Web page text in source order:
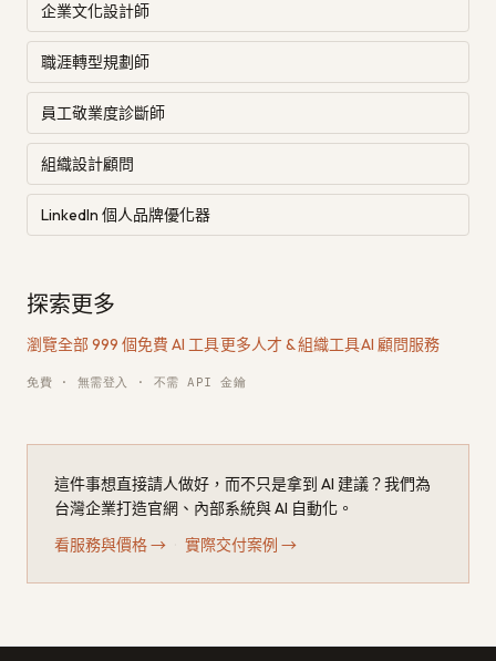
企業文化設計師
職涯轉型規劃師
員工敬業度診斷師
組織設計顧問
LinkedIn 個人品牌優化器
探索更多
瀏覽全部 999 個免費 AI 工具·更多人才 & 組織工具·AI 顧問服務
免費 · 無需登入 · 不需 API 金鑰
這件事想直接請人做好，而不只是拿到 AI 建議？我們為
台灣企業打造官網、內部系統與 AI 自動化。
看服務與價格→ 實際交付案例 →